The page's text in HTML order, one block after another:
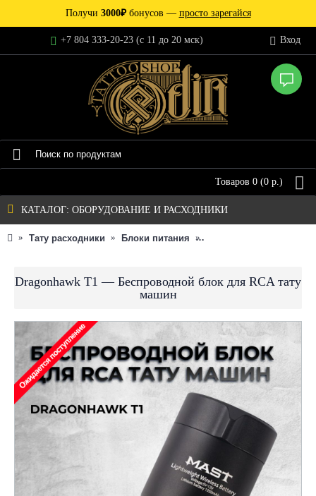
Получи 3000₽бонусов — просто зарегайся
+7 804 333-20-23 (c 11 до 20 мск) Вход
Товаров 0 (0 р.)
КАТАЛОГ: ОБОРУДОВАНИЕ И РАСХОДНИКИ
Тату расходники Блоки питания
Dragonhawk T1 — Беспроводной блок для RCA тату
машин